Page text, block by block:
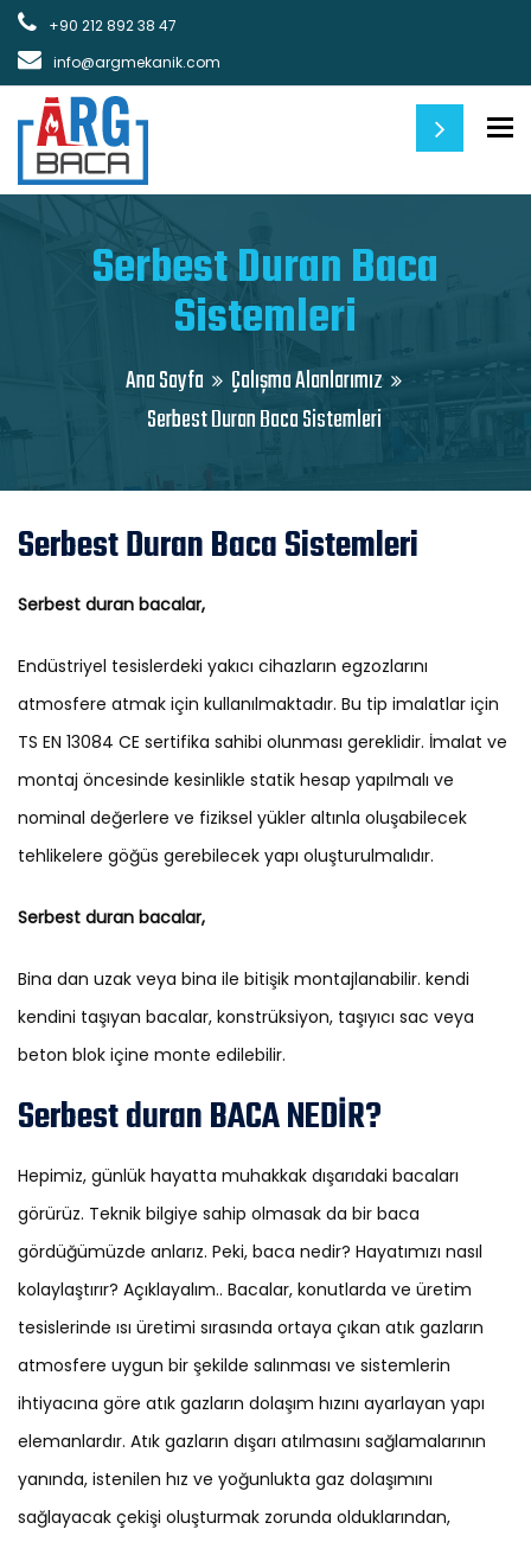
+90 212 892 38 47
info@argmekanik.com
Serbest Duran Baca
Sistemleri
Ana Sayfa
Çalışma Alanlarımız
Serbest Duran Baca Sistemleri
Serbest Duran Baca Sistemleri
Serbest duran bacalar,
Endüstriyel tesislerdeki yakıcı cihazların egzozlarını
atmosfere atmak için kullanılmaktadır. Bu tip imalatlar için
TS EN 13084 CE sertifika sahibi olunması gereklidir. İmalat ve
montaj öncesinde kesinlikle statik hesap yapılmalı ve
nominal değerlere ve fiziksel yükler altınla oluşabilecek
tehlikelere göğüs gerebilecek yapı oluşturulmalıdır.
Serbest duran bacalar,
Bina dan uzak veya bina ile bitişik montajlanabilir. kendi
kendini taşıyan bacalar, konstrüksiyon, taşıyıcı sac veya
beton blok içine monte edilebilir.
Serbest duran BACA NEDİR?
Hepimiz, günlük hayatta muhakkak dışarıdaki bacaları
görürüz. Teknik bilgiye sahip olmasak da bir baca
gördüğümüzde anlarız. Peki, baca nedir? Hayatımızı nasıl
kolaylaştırır? Açıklayalım.. Bacalar, konutlarda ve üretim
tesislerinde ısı üretimi sırasında ortaya çıkan atık gazların
atmosfere uygun bir şekilde salınması ve sistemlerin
ihtiyacına göre atık gazların dolaşım hızını ayarlayan yapı
elemanlardır. Atık gazların dışarı atılmasını sağlamalarının
yanında, istenilen hız ve yoğunlukta gaz dolaşımını
sağlayacak çekişi oluşturmak zorunda olduklarından,